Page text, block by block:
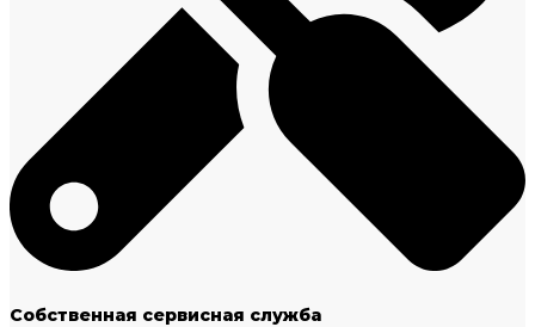
Собственная сервисная служба